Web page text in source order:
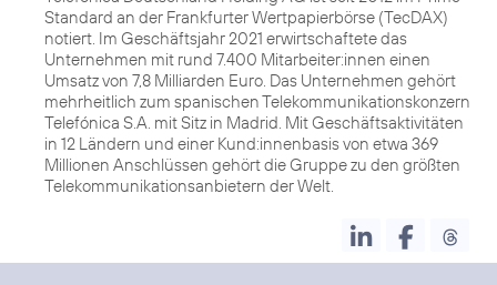
Standard an der Frankfurter Wertpapierbörse (TecDAX)
notiert. Im Geschäftsjahr 2021 erwirtschaftete das
Unternehmen mit rund 7.400 Mitarbeiter:innen einen
Umsatz von 7,8 Milliarden Euro. Das Unternehmen gehört
mehrheitlich zum spanischen Telekommunikationskonzern
Telefónica S.A. mit Sitz in Madrid. Mit Geschäftsaktivitäten
in 12 Ländern und einer Kund:innenbasis von etwa 369
Millionen Anschlüssen gehört die Gruppe zu den größten
Telekommunikationsanbietern der Welt.